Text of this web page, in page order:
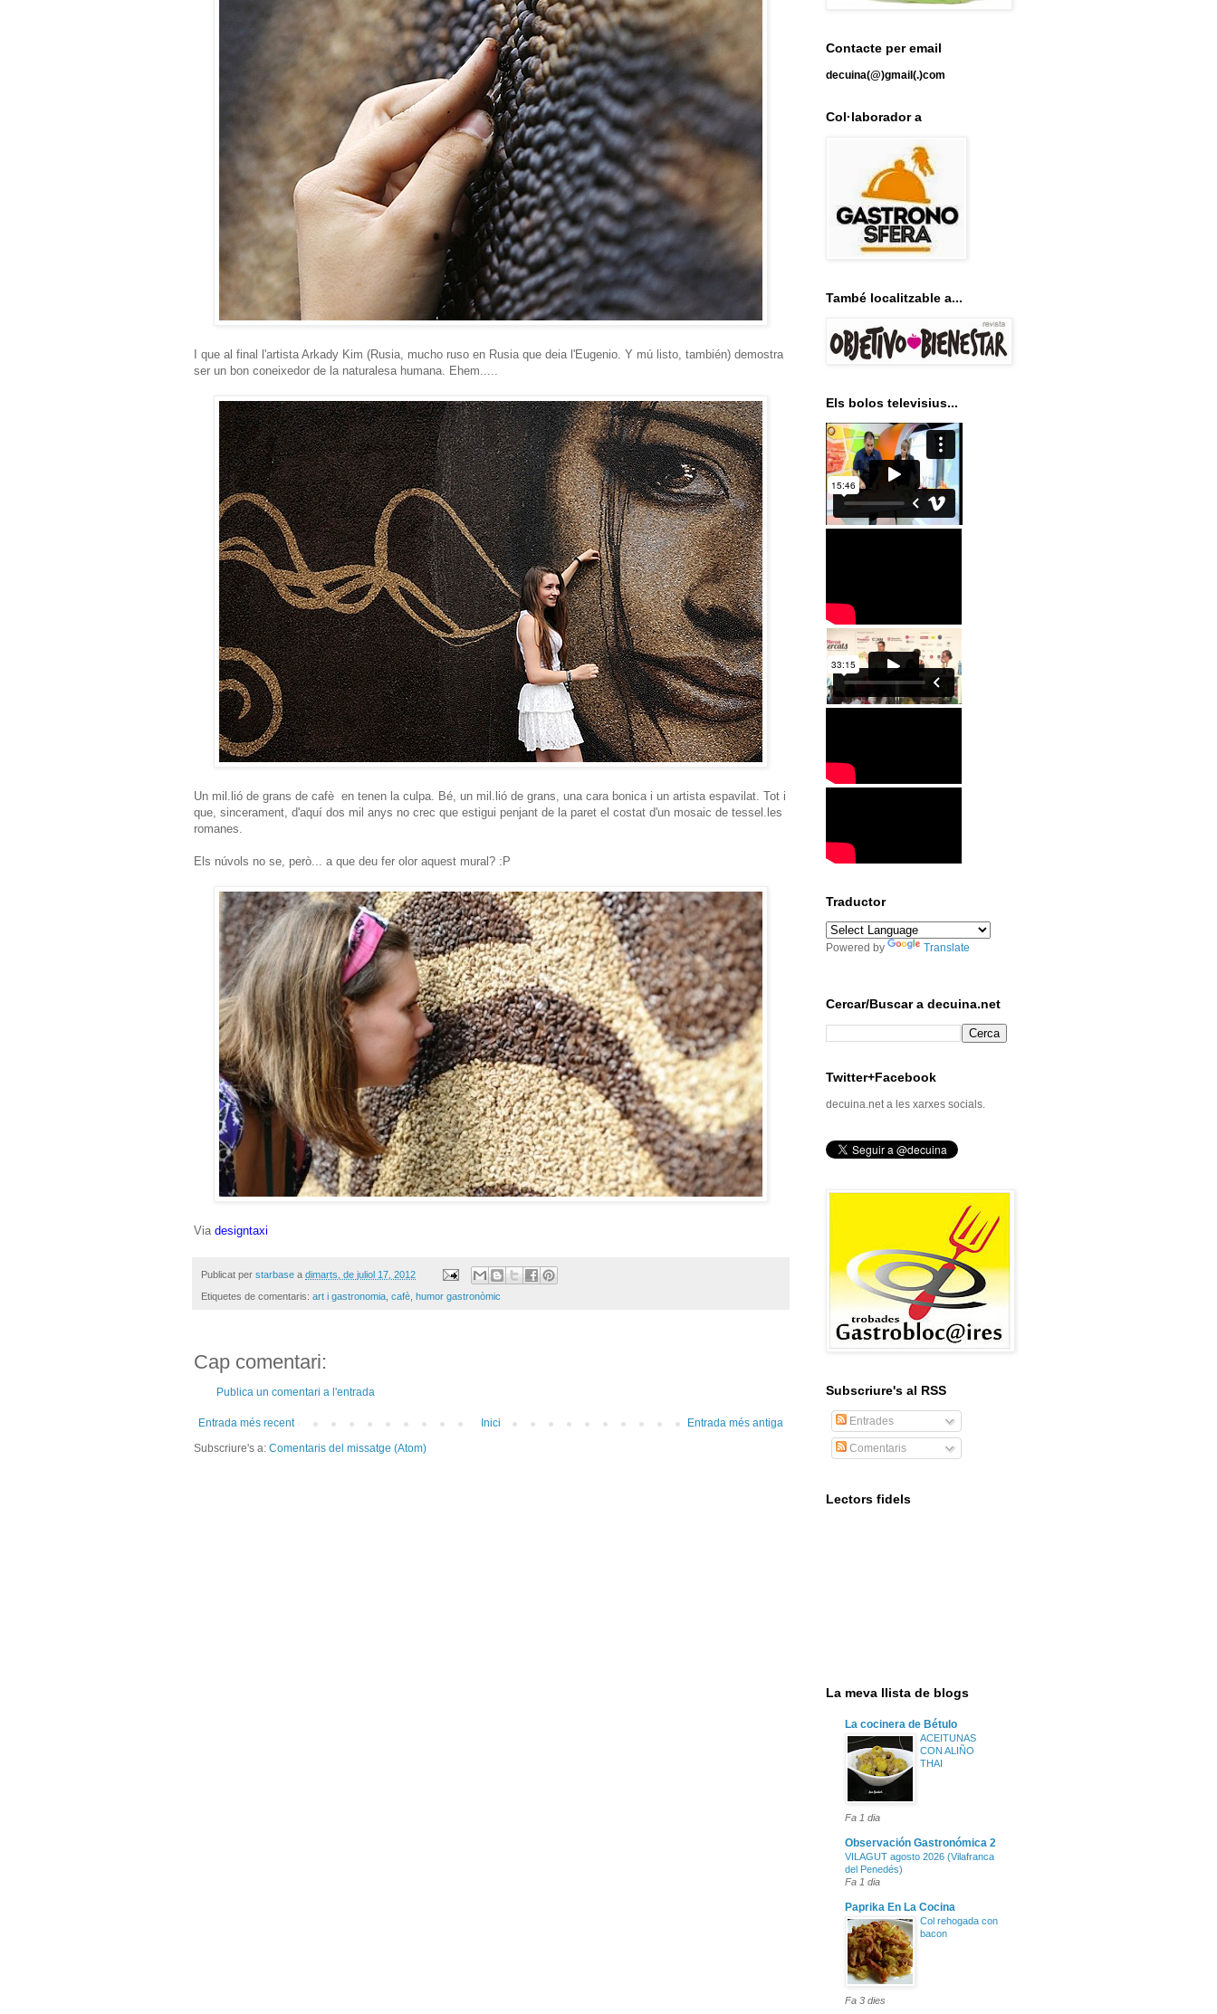
I que al final l'artista Arkady Kim (Rusia, mucho ruso en Rusia que deia l'Eugenio. Y mú listo, también) demostra
ser un bon coneixedor de la naturalesa humana. Ehem.....
Un mil.lió de grans de cafè en tenen la culpa. Bé, un mil.lió de grans, una cara bonica i un artista espavilat. Tot i
que, sincerament, d'aquí dos mil anys no crec que estigui penjant de la paret el costat d'un mosaic de tessel.les
romanes.
Els núvols no se, però... a que deu fer olor aquest mural? :P
Via designtaxi
Publicat per starbase a dimarts, de juliol 17, 2012
Etiquetes de comentaris: art i gastronomia cafè humor gastronòmic
Cap comentari:
Publica un comentari a l'entrada
Entrada més recent Entrada més antiga
Inici
Subscriure's a: Comentaris del missatge (Atom)
Contacte per email
decuina(@)gmail(.)com
Col·laborador a
També localitzable a...
Els bolos televisius...
Traductor
Powered by Translate
Cercar/Buscar a decuina.net
Twitter+Facebook
decuina.net a les xarxes socials.
Subscriure's al RSS
Entrades
Comentaris
Lectors fidels
La meva llista de blogs
La cocinera de Bétulo
ACEITUNAS
CON ALIÑO
THAI
Fa 1 dia
Observación Gastronómica 2
VILAGUT agosto 2026 (Vilafranca
del Penedés)
Fa 1 dia
Paprika En La Cocina
Col rehogada con
bacon
Fa 3 dies